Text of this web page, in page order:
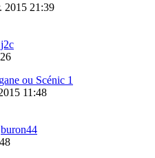
2015 21:39
j2c
ou Scénic 1
11:48
buron44